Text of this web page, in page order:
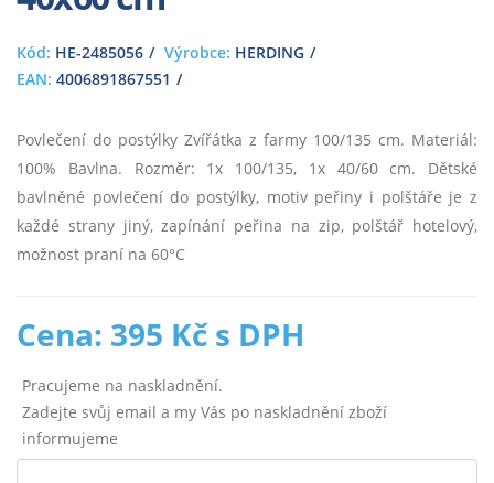
Kód: HE-2485056 Výrobce: HERDING
EAN: 4006891867551
Povlečení do postýlky Zvířátka z farmy 100/135 cm. Materiál:
100% Bavlna. Rozměr: 1x 100/135, 1x 40/60 cm. Dětské
bavlněné povlečení do postýlky, motiv peřiny i polštáře je z
každé strany jiný, zapínání peřina na zip, polštář hotelový,
možnost praní na 60°C
Cena: 395 Kč s DPH
Pracujeme na naskladnění.
Zadejte svůj email a my Vás po naskladnění zboží
informujeme